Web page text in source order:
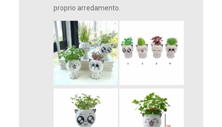
proprio arredamento.